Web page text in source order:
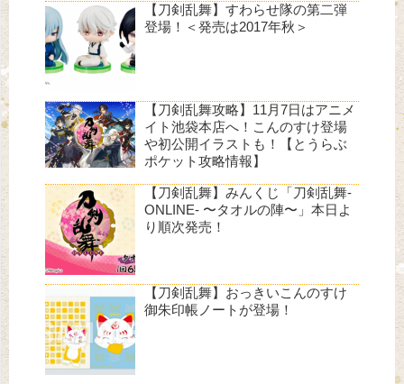
【刀剣乱舞】すわらせ隊の第二弾
登場！＜発売は2017年秋＞
【刀剣乱舞攻略】11月7日はアニメ
イト池袋本店へ！こんのすけ登場
や初公開イラストも！【とうらぶ
ポケット攻略情報】
【刀剣乱舞】みんくじ「刀剣乱舞-
ONLINE- 〜タオルの陣〜」本日よ
り順次発売！
【刀剣乱舞】おっきいこんのすけ
御朱印帳ノートが登場！